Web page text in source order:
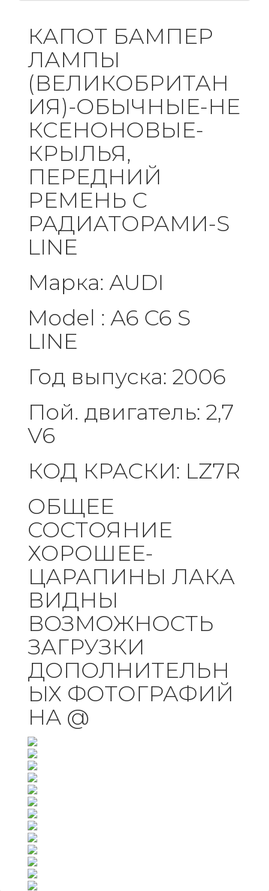
КАПОТ БАМПЕР
ЛАМПЫ
(ВЕЛИКОБРИТАН
ИЯ)-ОБЫЧНЫЕ-НЕ
КСЕНОНОВЫЕ-
КРЫЛЬЯ,
ПЕРЕДНИЙ
РЕМЕНЬ С
РАДИАТОРАМИ-S
LINE
Марка: AUDI
Model : A6 C6 S
LINE
Год выпуска: 2006
Пой. двигатель: 2,7
V6
КОД КРАСКИ: LZ7R
ОБЩЕЕ
СОСТОЯНИЕ
ХОРОШЕЕ-
ЦАРАПИНЫ ЛАКА
ВИДНЫ
ВОЗМОЖНОСТЬ
ЗАГРУЗКИ
ДОПОЛНИТЕЛЬН
ЫХ ФОТОГРАФИЙ
НА @